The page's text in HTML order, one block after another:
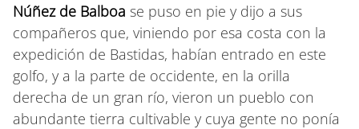
Núñez de Balboa se puso en pie y dijo a sus
compañeros que, viniendo por esa costa con la
expedición de Bastidas, habían entrado en este
golfo, y a la parte de occidente, en la orilla
derecha de un gran río, vieron un pueblo con
abundante tierra cultivable y cuya gente no ponía